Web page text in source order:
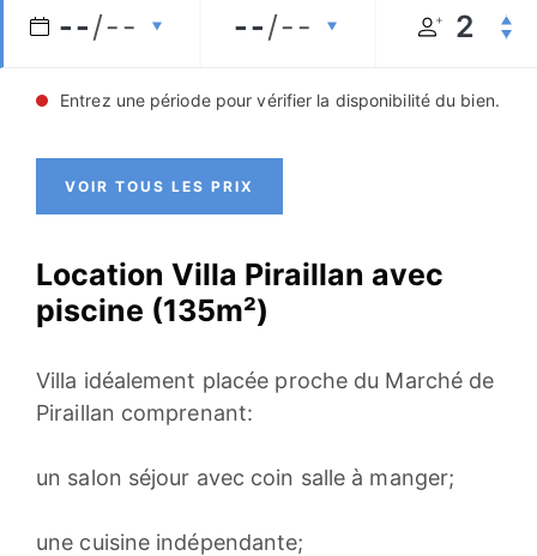
--/-- --/--
Entrez une période pour vérifier la disponibilité du bien.
VOIR TOUS LES PRIX
Location Villa Piraillan avec
piscine (135m²)
Villa idéalement placée proche du Marché de
Piraillan comprenant:
un salon séjour avec coin salle à manger;
une cuisine indépendante;